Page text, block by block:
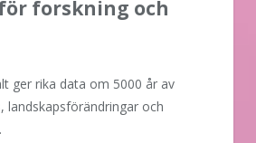
forskning och
ger rika data om 5000 år av
landskapsförändringar och